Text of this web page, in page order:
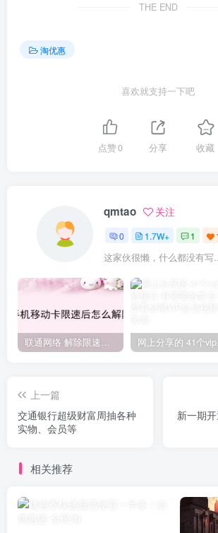
THE END
淘优惠
喜欢就支持一下吧
点赞0 分享 收藏
qmtao 关注
0 1.7W+ 1
这家伙很懒，什么都没有写
联通网络 解除限速方法参考！畅享、畅玩、老白干等及其它地区自测了 网上分
上一篇
交通银行超级财富周抽各种
实物、会员等
新一期
相关推荐